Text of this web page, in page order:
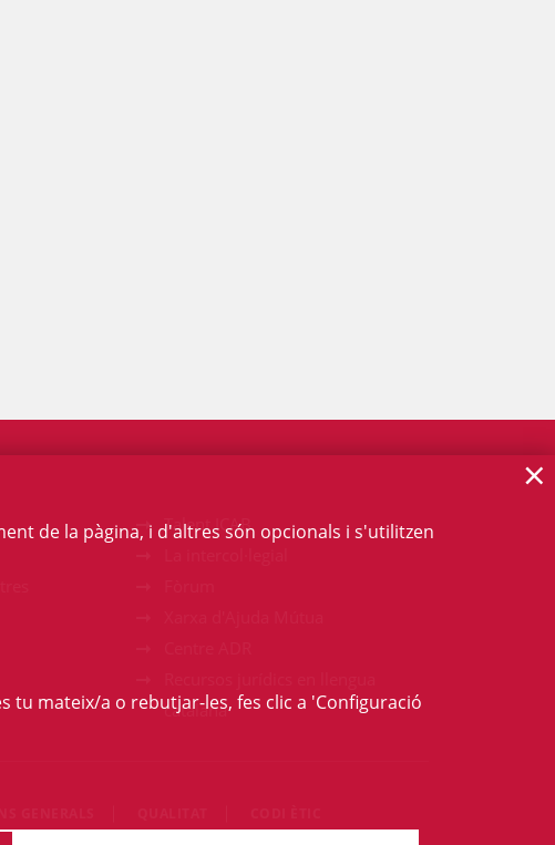
Talent ICAB
catalana
de la pàgina, i d'altres són opcionals i s'utilitzen
tu mateix/a o rebutjar-les, fes clic a 'Configuració
×